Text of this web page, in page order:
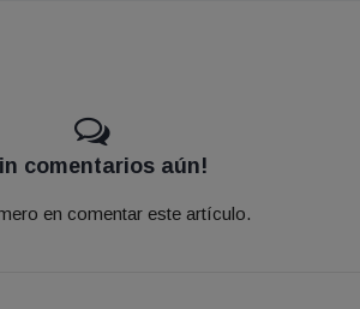
comentarios aún!
en comentar este artículo.